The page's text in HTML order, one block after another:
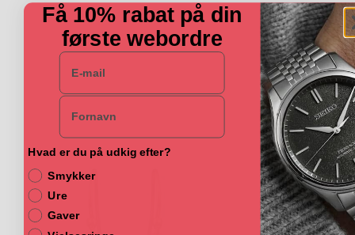
Få 10% rabat på din
første webordre
E-mail
Navn
Hvad er du på udkig efter?
Smykker
Ure
Gaver